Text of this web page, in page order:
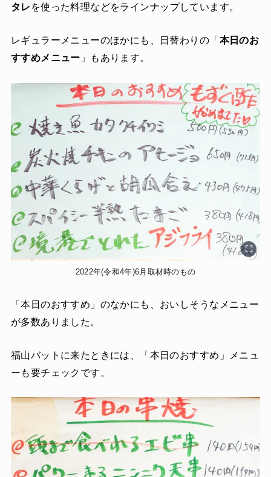
タレ を使った料理などをラインナップしています。
レギュラーメニューのほかにも、日替わりの「本日のお
すすめメニュー 」もあります。
2022年(令和4年)6月取材時のもの
「本日のおすすめ」のなかにも、おいしそうなメニュー
が多数ありました。
福山バットに来たときには、「本日のおすすめ」メニュ
ーも要チェックです。